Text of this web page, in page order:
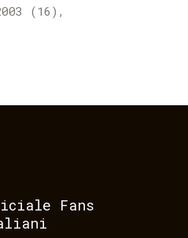
(16)
Fans